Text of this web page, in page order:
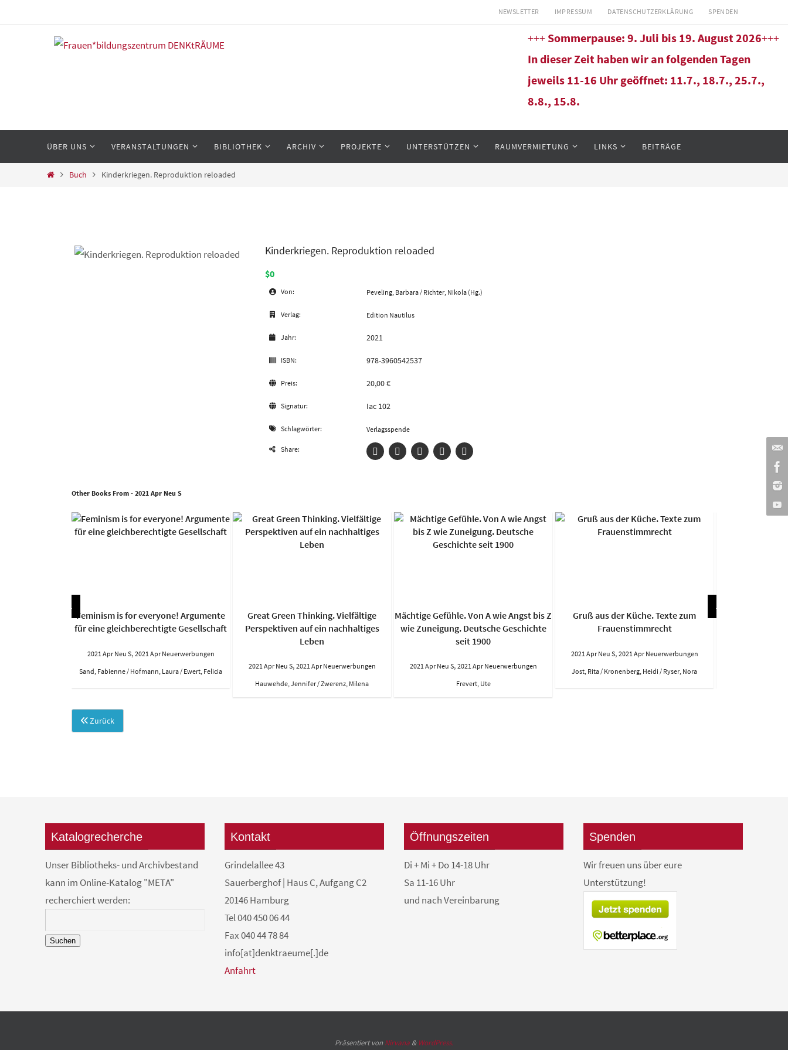
NEWSLETTER IMPRESSUM DATENSCHUTZERKLÄRUNG SPENDEN
+++ Sommerpause: 9. Juli bis 19. August 2026+++
In dieser Zeit haben wir an folgenden Tagen
jeweils 11-16 Uhr geöffnet: 11.7., 18.7., 25.7.,
8.8., 15.8.
springen
ÜBER UNS VERANSTALTUNGEN BIBLIOTHEK ARCHIV PROJEKTE UNTERSTÜTZEN RAUMVERMIETUNG LINKS BEITRÄGE
StartBuch Kinderkriegen. Reproduktion reloaded
Kinderkriegen. Reproduktion reloaded
$0
Von: Peveling, Barbara / Richter, Nikola (Hg.)
Verlag: Edition Nautilus
Jahr: 2021
ISBN: 978-3960542537
Preis: 20,00 €
Signatur: Iac 102
Schlagwörter: Verlagsspende
Share:
Other Books From - 2021 Apr Neu S
Feminism is for everyone! Argumente
für eine gleichberechtigte Gesellschaft
2021 Apr Neu S, 2021 Apr Neuerwerbungen
Sand, Fabienne / Hofmann, Laura / Ewert, Felicia
Great Green Thinking. Vielfältige
Perspektiven auf ein nachhaltiges
Leben
2021 Apr Neu S, 2021 Apr Neuerwerbungen
Hauwehde, Jennifer / Zwerenz, Milena
Mächtige Gefühle. Von A wie Angst bis Z
wie Zuneigung. Deutsche Geschichte
seit 1900
2021 Apr Neu S, 2021 Apr Neuerwerbungen
Frevert, Ute
Gruß aus der Küche. Texte zum
Frauenstimmrecht
2021 Apr Neu S, 2021 Apr Neuerwerbungen
Jost, Rita / Kronenberg, Heidi / Ryser, Nora
Zurück
Katalogrecherche
Unser Bibliotheks- und Archivbestand
kann im Online-Katalog "META"
recherchiert werden:
Suchen
Kontakt
Grindelallee 43
Sauerberghof | Haus C, Aufgang C2
20146 Hamburg
Tel 040 450 06 44
Fax 040 44 78 84
info[at]denktraeume[.]de
Anfahrt
Öffnungszeiten
Di + Mi + Do 14-18 Uhr
Sa 11-16 Uhr
und nach Vereinbarung
Spenden
Wir freuen uns über eure
Unterstützung!
Präsentiert von Nirvana & WordPress.